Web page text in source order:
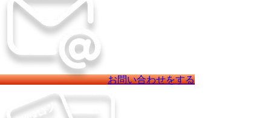
お問い合わせをする